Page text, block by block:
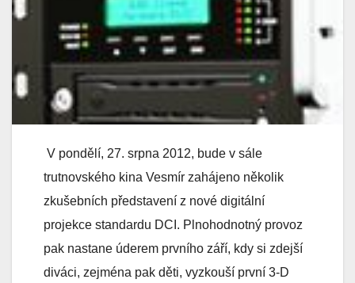
V pondělí, 27. srpna 2012, bude v sále
trutnovského kina Vesmír zahájeno několik
zkušebních představení z nové digitální
projekce standardu DCI. Plnohodnotný provoz
pak nastane úderem prvního září, kdy si zdejší
diváci, zejména pak děti, vyzkouší první 3-D